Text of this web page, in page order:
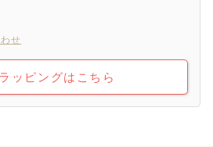
せ
ッピングはこちら